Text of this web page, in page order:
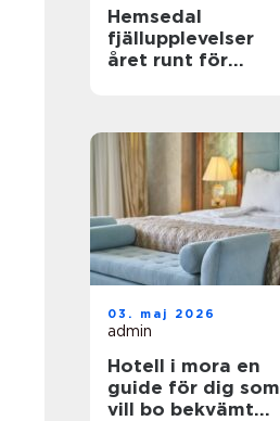
Hemsedal
fjällupplevelser
året runt för
03. maj 2026
admin
Hotell i mora en
guide för dig som
vill bo bekvämt